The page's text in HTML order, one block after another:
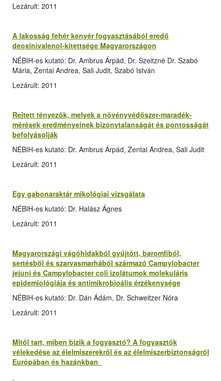
Lezárult: 2011
A lakosság fehér kenyér fogyasztásából eredő
deoxinivalenol-kitettsége Magyarországon
NÉBIH-es kutató: Dr. Ambrus Árpád, Dr. Szeitzné Dr. Szabó
Mária, Zentai Andrea, Sali Judit, Szabó István
Lezárult: 2011
Rejtett tényezők, melyek a növényvédőszer-maradék-
mérések eredményeinek bizonytalanságát és pontosságát
befolyásolják
NÉBIH-es kutató: Dr. Ambrus Árpád, Zentai Andrea, Sali Judit
Lezárult: 2011
Egy gabonaraktár mikológiai vizsgálata
NÉBIH-es kutató: Dr. Halász Ágnes
Lezárult: 2011
Magyarországi vágóhidakból gyűjtött, baromfiból,
sertésből és szarvasmarhából származó Campylobacter
jejuni és Campylobacter coli izolátumok molekuláris
epidemiológiája és antimikrobioális érzékenysége
NÉBIH-es kutató: Dr. Dán Ádám, Dr. Schweitzer Nóra
Lezárult: 2011
Mitől tart, miben bízik a fogyasztó? A fogyasztók
vélekedése az élelmiszerekről és az élelmiszerbiztonságról
Európában és hazánkban